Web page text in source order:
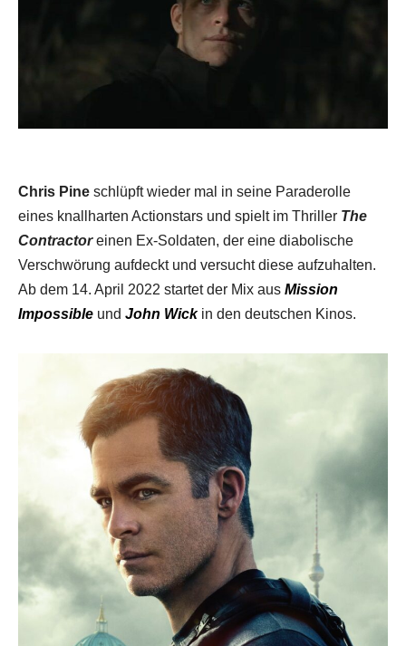
Chris Pine schlüpft wieder mal in seine Paraderolle
eines knallharten Actionstars und spielt im Thriller The
Contractoreinen Ex-Soldaten, der eine diabolische
Verschwörung aufdeckt und versucht diese aufzuhalten.
Ab dem 14. April 2022 startet der Mix aus Mission
Impossible und John Wickin den deutschen Kinos.